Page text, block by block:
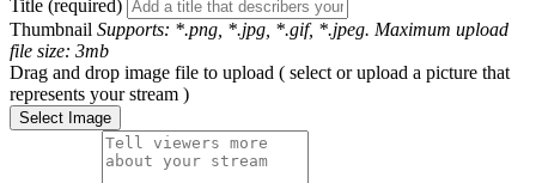
Title (required)
Thumbnail Supports: *.png, *.jpg, *.gif, *.jpeg. Maximum upload
file size: 3mb
Drag and drop image file to upload ( select or upload a picture that
represents your stream )
Select Image